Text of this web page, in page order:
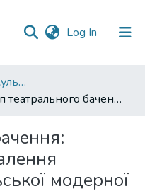
Log In (current)
12. Філологічний факультет
Тип театрального бачення: зближення та віддалення української та польської модерної драми
модерної